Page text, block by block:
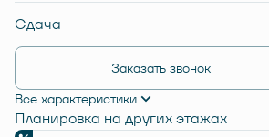
Сдача
Заказать звонок
Все характеристики
Планировка на других этажах